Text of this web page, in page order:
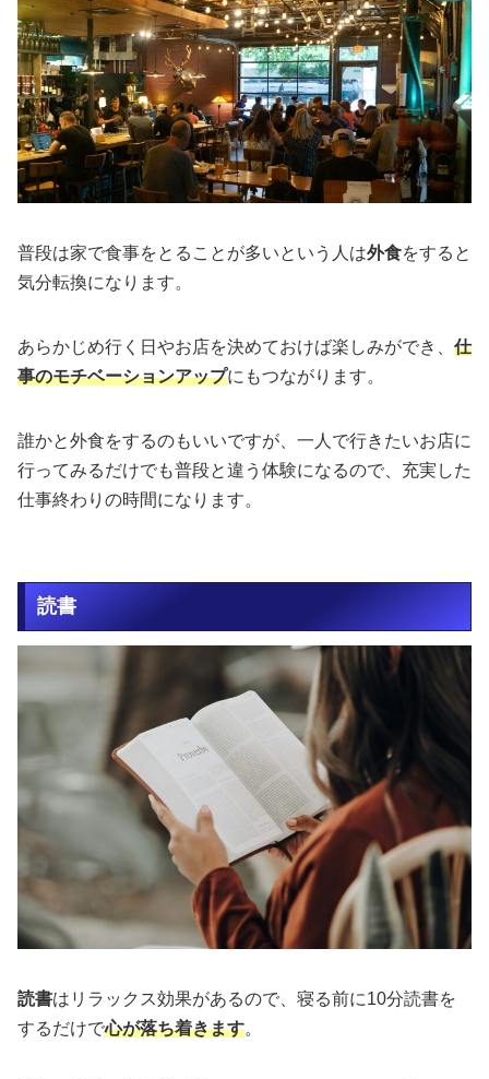
普段は家で食事をとることが多いという人は外食をすると
気分転換になります。
あらかじめ行く日やお店を決めておけば楽しみができ、 仕
事のモチベーションアップにもつながります。
誰かと外食をするのもいいですが、一人で行きたいお店に
行ってみるだけでも普段と違う体験になるので、充実した
仕事終わりの時間になります。
読書
読書はリラックス効果があるので、寝る前に10分読書を
するだけで心が落ち着きます。